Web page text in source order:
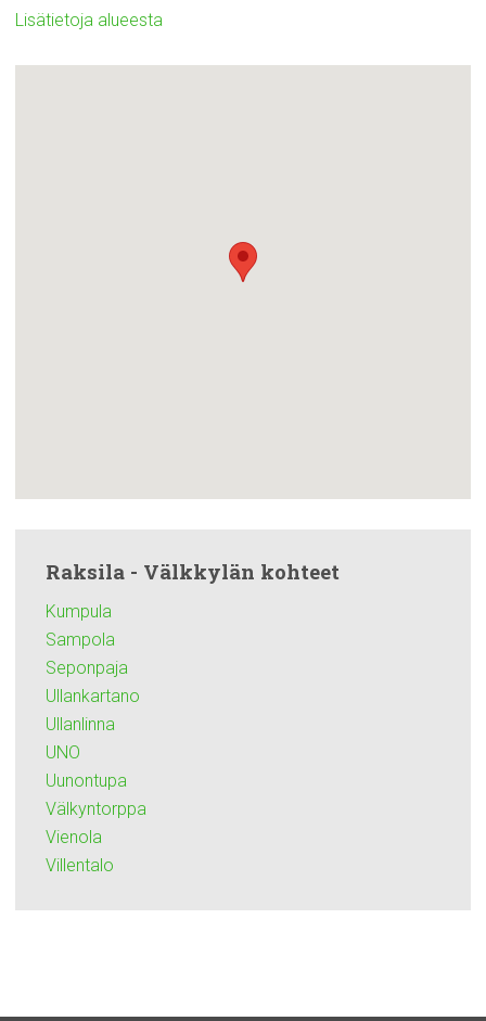
Lisätietoja alueesta
Raksila - Välkkylän kohteet
Kumpula
Sampola
Seponpaja
Ullankartano
Ullanlinna
UNO
Uunontupa
Välkyntorppa
Vienola
Villentalo